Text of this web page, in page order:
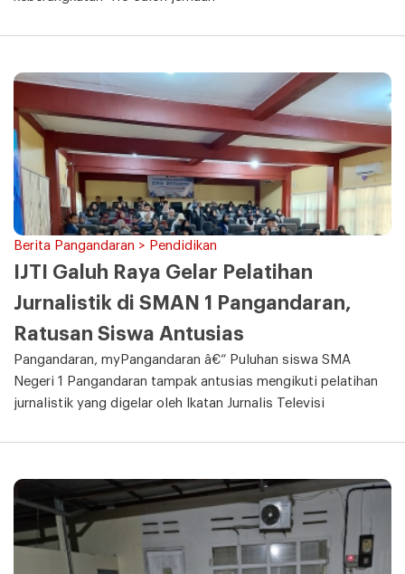
Berita Pangandaran > Pendidikan
IJTI Galuh Raya Gelar Pelatihan
Jurnalistik di SMAN 1 Pangandaran,
Ratusan Siswa Antusias
Pangandaran, myPangandaran â€“ Puluhan siswa SMA
Negeri 1 Pangandaran tampak antusias mengikuti pelatihan
jurnalistik yang digelar oleh Ikatan Jurnalis Televisi